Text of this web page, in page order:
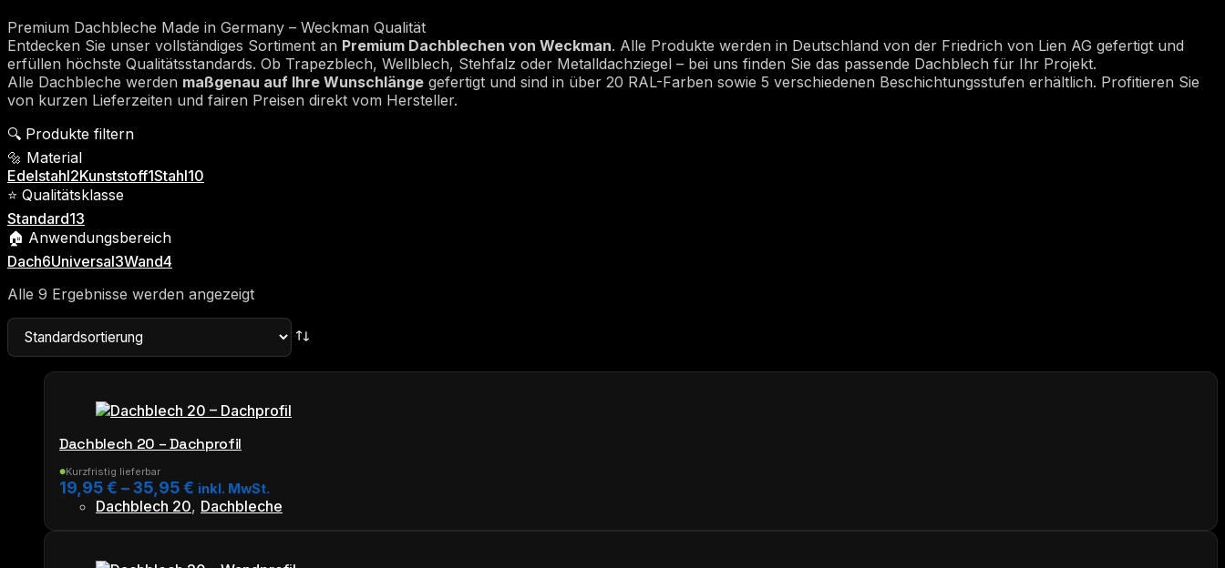
Premium Dachbleche Made in Germany – Weckman Qualität
Entdecken Sie unser vollständiges Sortiment an Premium Dachblechen von Weckman. Alle Produkte werden in Deutschland von der Friedrich von Lien AG gefertigt und
erfüllen höchste Qualitätsstandards. Ob Trapezblech, Wellblech, Stehfalz oder Metalldachziegel – bei uns finden Sie das passende Dachblech für Ihr Projekt.
Alle Dachbleche werden maßgenau auf Ihre Wunschlänge gefertigt und sind in über 20 RAL-Farben sowie 5 verschiedenen Beschichtungsstufen erhältlich. Profitieren Sie
von kurzen Lieferzeiten und fairen Preisen direkt vom Hersteller.
🔍 Produkte filtern
🔩 Material
Edelstahl2Kunststoff1Stahl10
⭐ Qualitätsklasse
Standard13
🏠 Anwendungsbereich
Dach6Universal3Wand4
Alle 9 Ergebnisse werden angezeigt
Dachblech 20 – Dachprofil
●Kurzfristig lieferbar
19,95€ –35,95€ inkl. MwSt.
Dachblech 20, Dachbleche